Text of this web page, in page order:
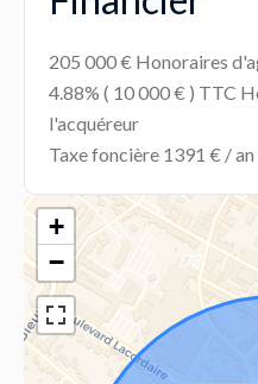
205 000 € Honoraires
4.88% ( 10 000 € ) TTC
l'acquéreur
Taxe foncière 1391 € / an
+
−